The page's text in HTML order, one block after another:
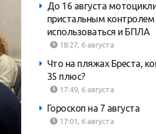
До 16 августа
пристальным контролем
использоваться и БПЛА
18:27, 6 августа
Что на пляжах Бреста,
35 плюс?
17:49, 6 августа
Гороскоп на 7 августа
17:01, 6 августа